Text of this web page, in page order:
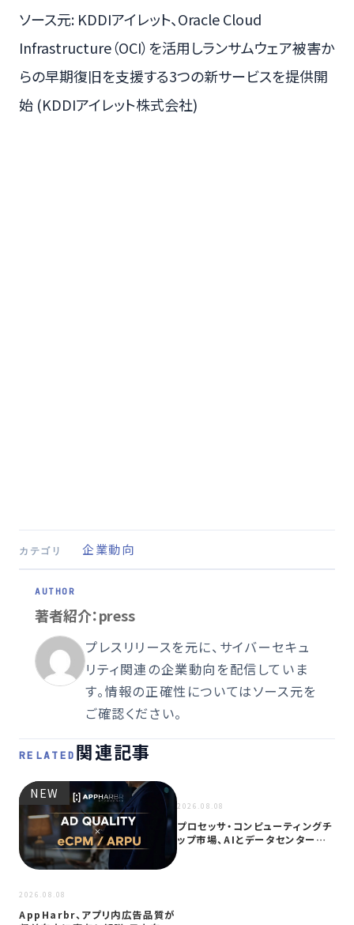
ソース元: KDDIアイレット、Oracle Cloud
Infrastructure（OCI）を活用しランサムウェア被害か
らの早期復旧を支援する3つの新サービスを提供開
始 (KDDIアイレット株式会社)
カテゴリ 企業動向
著者紹介：press
プレスリリースを元に、サイバーセキュ
リティ関連の企業動向を配信していま
す。情報の正確性についてはソース元を
ご確認ください。
RELATED 関連記事
NEW
2026.08.08
AppHarbr、アプリ内広告品質が
2026.08.08
プロセッサ・コンピューティングチ
ップ市場、AIとデータセンター需